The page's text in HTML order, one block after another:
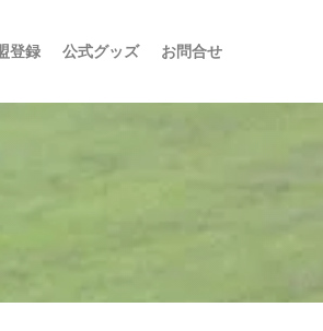
登録 公式グッズ お問合せ